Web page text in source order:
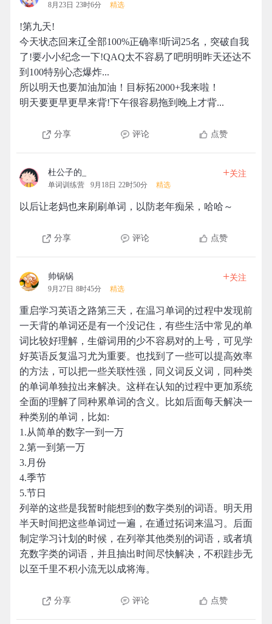
8月23日 23时6分 精选
!第九天!
今天状态回来辽全部100%正确率!听词25名，突破自我
了!要小小纪念一下!QAQ太不容易了吧明明昨天还达不
到100特别心态爆炸...
所以明天也要加油加油！目标拓2000+我来啦！
明天要更早更早来背!下午很容易拖到晚上才背...
分享 评论 点赞
杜公子的_
单词训练营 9月18日 22时50分 精选
+关注
以后让老妈也来刷刷单词，以防老年痴呆，哈哈～
分享 评论 点赞
帅锅锅
9月27日 8时45分 精选
+关注
重启学习英语之路第三天，在温习单词的过程中发现前
一天背的单词还是有一个没记住，有些生活中常见的单
词比较好理解，生僻词用的少不容易对的上号，可见学
好英语反复温习尤为重要。也找到了一些可以提高效率
的方法，可以把一些关联性强，同义词反义词，同种类
的单词单独拉出来解决。这样在认知的过程中更加系统
全面的理解了同种累单词的含义。比如后面每天解决一
种类别的单词，比如:
1.从简单的数字一到一万
2.第一到第一万
3.月份
4.季节
5.节日
列举的这些是我暂时能想到的数字类别的词语。明天用
半天时间把这些单词过一遍，在通过拓词来温习。后面
制定学习计划的时候，在列举其他类别的词语，或者填
充数字类的词语，并且抽出时间尽快解决，不积跬步无
以至千里不积小流无以成将海。
分享 评论 点赞